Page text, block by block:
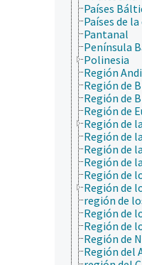
Países
Países de
Pantanal
Península
Polinesia
Región
Región de
Región de
Región de
Región de
Región de
Región de
Región de
Región de
Región de
región de
Región de
Región de
Región de
Región del